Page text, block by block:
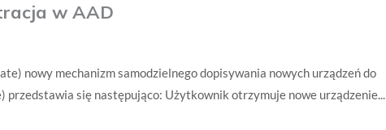
w AAD
nowy mechanizm samodzielnego dopisywania nowych urządzeń do
się następująco: Użytkownik otrzymuje nowe urządzenie...